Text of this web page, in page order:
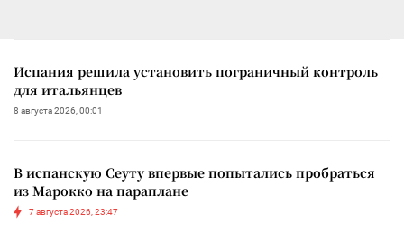
Испания решила установить пограничный контроль
для итальянцев
8 августа 2026, 00:01
В испанскую Сеуту впервые попытались пробраться
из Марокко на параплане
7 августа 2026, 23:47